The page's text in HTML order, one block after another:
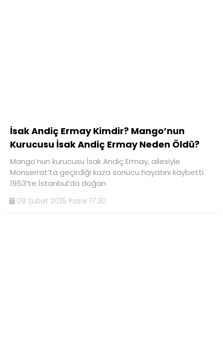
İsak Andiç Ermay Kimdir? Mango’nun
Kurucusu İsak Andiç Ermay Neden Öldü?
Mango’nun kurucusu İsak Andiç Ermay, ailesiyle
Monserrat’ta geçirdiği kaza sonucu hayatını kaybetti.
1953’te İstanbul’da doğan
09 Şubat 2025 Pazar 17:30